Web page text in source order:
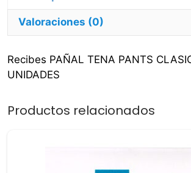
Valoraciones (0)
Recibes PAÑAL TENA PANTS
UNIDADES
Productos relacionados